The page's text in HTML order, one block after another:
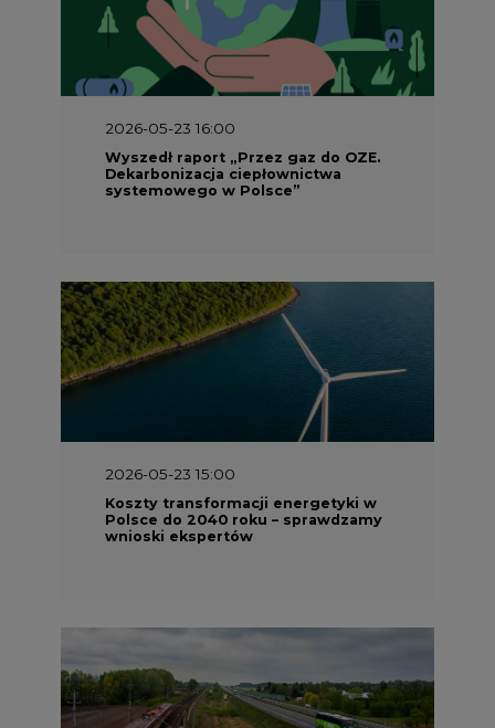
2026-05-23 16:00
Wyszedł raport „Przez gaz do OZE.
Dekarbonizacja ciepłownictwa
systemowego w Polsce”
2026-05-23 15:00
Koszty transformacji energetyki w
Polsce do 2040 roku – sprawdzamy
wnioski ekspertów